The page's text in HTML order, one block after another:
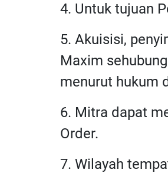
4. Untuk tujuan
5. Akuisisi,
Maxim
menurut hukum
6. Mitra dapat
Order.
7. Wilayah